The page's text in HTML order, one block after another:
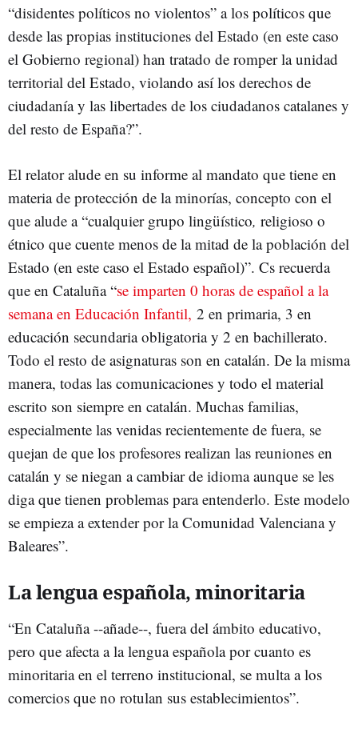
“disidentes políticos no violentos” a los políticos que
desde las propias instituciones del Estado (en este caso
el Gobierno regional) han tratado de romper la unidad
territorial del Estado, violando así los derechos de
ciudadanía y las libertades de los ciudadanos catalanes y
del resto de España?”.
El relator alude en su informe al mandato que tiene en
materia de protección de la minorías, concepto con el
que alude a “cualquier grupo lingüístico, religioso o
étnico que cuente menos de la mitad de la población del
Estado (en este caso el Estado español)”. Cs recuerda
que en Cataluña “se imparten 0 horas de español a la
semana en Educación Infantil, 2 en primaria, 3 en
educación secundaria obligatoria y 2 en bachillerato.
Todo el resto de asignaturas son en catalán. De la misma
manera, todas las comunicaciones y todo el material
escrito son siempre en catalán. Muchas familias,
especialmente las venidas recientemente de fuera, se
quejan de que los profesores realizan las reuniones en
catalán y se niegan a cambiar de idioma aunque se les
diga que tienen problemas para entenderlo. Este modelo
se empieza a extender por la Comunidad Valenciana y
Baleares”.
La lengua española, minoritaria
“En Cataluña --añade--, fuera del ámbito educativo,
pero que afecta a la lengua española por cuanto es
minoritaria en el terreno institucional, se multa a los
comercios que no rotulan sus establecimientos”.